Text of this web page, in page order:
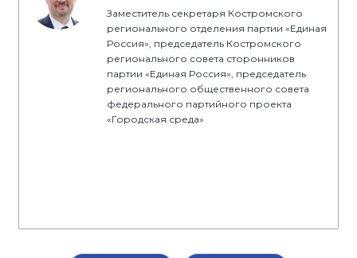
Заместитель секретаря Костромского
регионального отделения партии «Единая
Россия», председатель Костромского
регионального совета сторонников
партии «Единая Россия», председатель
регионального общественного совета
федерального партийного проекта
«Городская среда»